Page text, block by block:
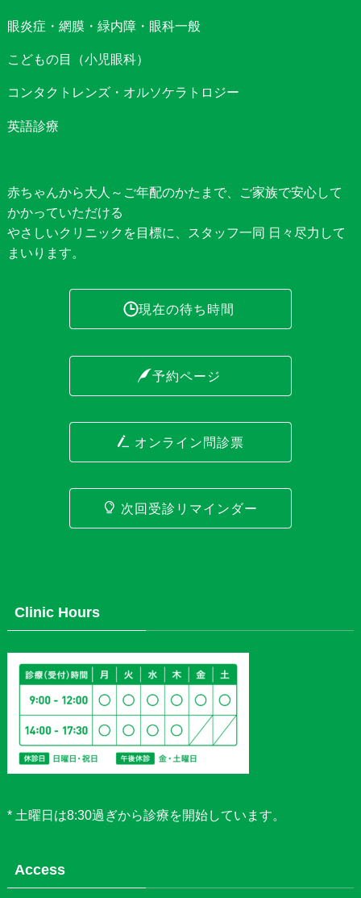
眼炎症・網膜・緑内障・眼科一般
こどもの目（小児眼科）
コンタクトレンズ・オルソケラトロジー
英語診療
赤ちゃんから大人～ご年配のかたまで、ご家族で安心して
かかっていただける
やさしいクリニックを目標に、スタッフ一同 日々尽力して
まいります。
現在の待ち時間
予約ページ
オンライン問診票
次回受診リマインダー
Clinic Hours
* 土曜日は8:30過ぎから診療を開始しています。
Access